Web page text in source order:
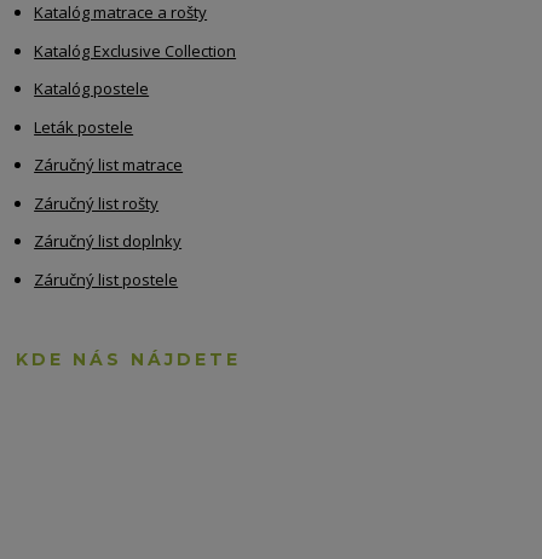
Katalóg matrace a rošty
Katalóg Exclusive Collection
Katalóg postele
Leták postele
Záručný list matrace
Záručný list rošty
Záručný list doplnky
Záručný list postele
KDE NÁS NÁJDETE